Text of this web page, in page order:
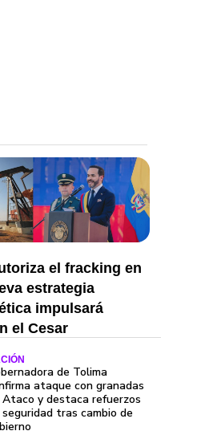
el fracking en
estrategia
impulsará
el Cesar
de Tolima
ataque con granadas
Ataco y destaca refuerzos
tras cambio de